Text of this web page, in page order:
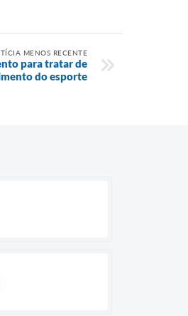
MENOS RECENTE
para tratar de
do esporte